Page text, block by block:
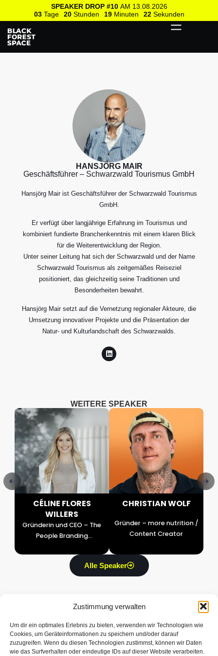
Zustimmung verwalten
Um dir ein optimales Erlebnis zu bieten, verwenden wir Technologien wie
Cookies, um Geräteinformationen zu speichern und/oder darauf
zuzugreifen. Wenn du diesen Technologien zustimmst, können wir Daten
wie das Surfverhalten oder eindeutige IDs auf dieser Website verarbeiten.
SPEAKER DROP #10 AM 13.08.2026
03 Tage 20 Stunden 19 Minuten 22 Sekunden
HANSJÖRG MAIR
Geschäftsführer – Schwarzwald Tourismus GmbH
Hansjörg Mair ist Geschäftsführer der Schwarzwald Tourismus
GmbH.
Er verfügt über langjährige Erfahrung im Tourismus und
kombiniert fundierte Branchenkenntnis mit einem klaren Blick
für die Weiterentwicklung der Region.
Unter seiner Leitung hat sich der Schwarzwald und der Name
Schwarzwald Tourismus als zeitgemäßes Reiseziel
positioniert, das gleichzeitig seine Traditionen und
Besonderheiten bewahrt.
Hansjörg Mair setzt auf die Vernetzung regionaler Akteure, die
Umsetzung innovativer Projekte und die Präsentation der
Natur- und Kulturlandschaft des Schwarzwalds.
WEITERE SPEAKER
CÉLINE FLORES
WILLERS
Gründerin und CEO – The
People Branding
CHRISTIAN WOLF
Gründer – more nutrition /
Content Creator
Alle Speaker
Über BFS
Home
Story
Informationen
FAQ
Tickets
Impressum
Datenschutz